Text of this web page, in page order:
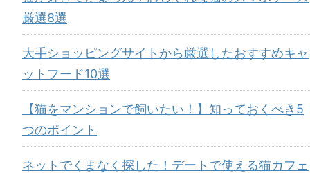
厳選8選
大手ショッピングサイトから厳選したおすすめキャ
ットフード10選
【猫をマンションで飼いたい！】知っておくべき5
つのポイント
ネットでくまなく探した！デートで使える猫カフェ